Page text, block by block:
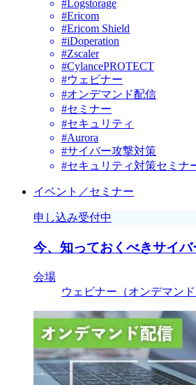
#Logstorage
#Ericom
#Ericom Shield
#iDoperation
#Zscaler
#CylancePROTECT
#ウェビナー
#オンデマンド配信
#セミナー
#セキュリティ
#Aurora
#サイバー攻撃対策
#セキュリティ対策セミナ
イベント／セミナー
申し込み受付中
今、知っておくべきサイ
会場
ウェビナー（オンデマンド